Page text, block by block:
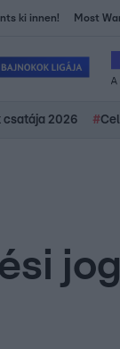
ki innen! Most
csatája 2026 #